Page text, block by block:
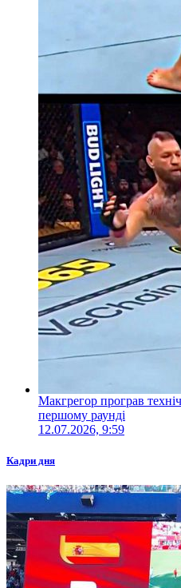
Макгрегор програв
першому раунді
12.07.2026, 9:59
Кадри дня